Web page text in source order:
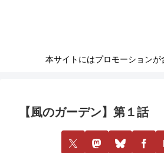
本サイトにはプロモーションが
【風のガーデン】第１話